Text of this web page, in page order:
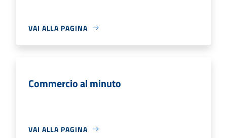
VAI ALLA PAGINA
Commercio al minuto
VAI ALLA PAGINA